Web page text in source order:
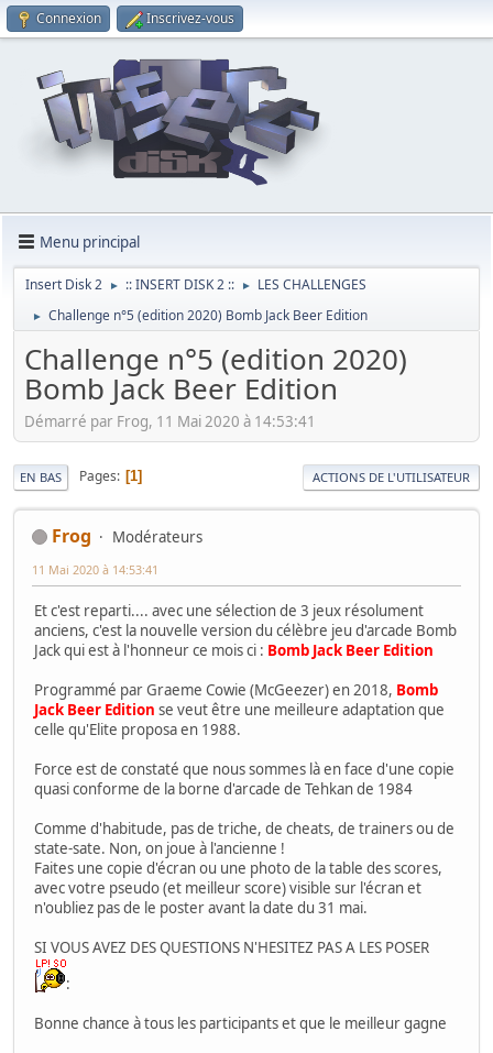
Connexion Inscrivez-vous
Menu principal
Insert Disk 2 ► :: INSERT DISK 2 :: ► LES CHALLENGES
► Challenge n°5 (edition 2020) Bomb Jack Beer Edition
Challenge n°5 (edition 2020)
Bomb Jack Beer Edition
Démarré par Frog, 11 Mai 2020 à 14:53:41
EN BAS Pages 1 ACTIONS DE L'UTILISATEUR
Frog Modérateurs
11 Mai 2020 à 14:53:41
Et c'est reparti.... avec une sélection de 3 jeux résolument
anciens, c'est la nouvelle version du célèbre jeu d'arcade Bomb
Jack qui est à l'honneur ce mois ci : Bomb Jack Beer Edition
Programmé par Graeme Cowie (McGeezer) en 2018, Bomb
Jack Beer Edition se veut être une meilleure adaptation que
celle qu'Elite proposa en 1988.
Force est de constaté que nous sommes là en face d'une copie
quasi conforme de la borne d'arcade de Tehkan de 1984
Comme d'habitude, pas de triche, de cheats, de trainers ou de
state-sate. Non, on joue à l'ancienne !
Faites une copie d'écran ou une photo de la table des scores,
avec votre pseudo (et meilleur score) visible sur l'écran et
n'oubliez pas de le poster avant la date du 31 mai.
SI VOUS AVEZ DES QUESTIONS N'HESITEZ PAS A LES POSER
:
Bonne chance à tous les participants et que le meilleur gagne